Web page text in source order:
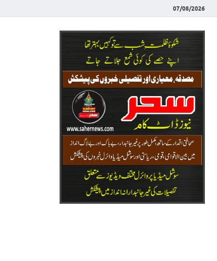
07/08/2026